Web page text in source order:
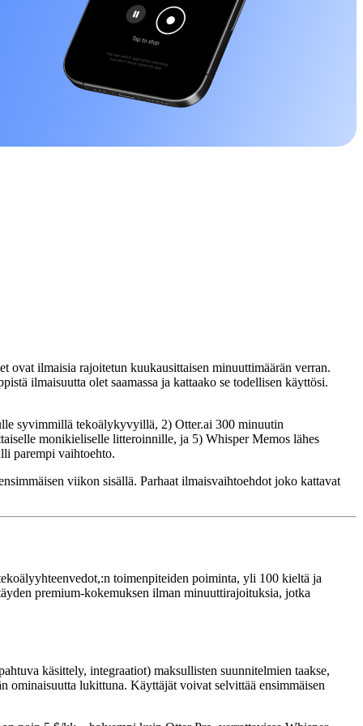
ilmaisia rajoitetun kuukausittaisen minuuttimäärän verran.
ilmaisuutta olet saamassa ja kattaako se todellisen käyttösi.
syvimmillä tekoälykyvyillä, 2) Otter.ai 300 minuutin
monikieliselle litteroinnille, ja 5) Whisper Memos lähes
parempi vaihtoehto.
viikon sisällä. Parhaat ilmaisvaihtoehdot joko kattavat
toimenpiteiden poiminta, yli 100 kieltä ja
premium-kokemuksen ilman minuuttirajoituksia, jotka
käsittely, integraatiot) maksullisten suunnitelmien taakse,
ominaisuutta lukittuna. Käyttäjät voivat selvittää ensimmäisen